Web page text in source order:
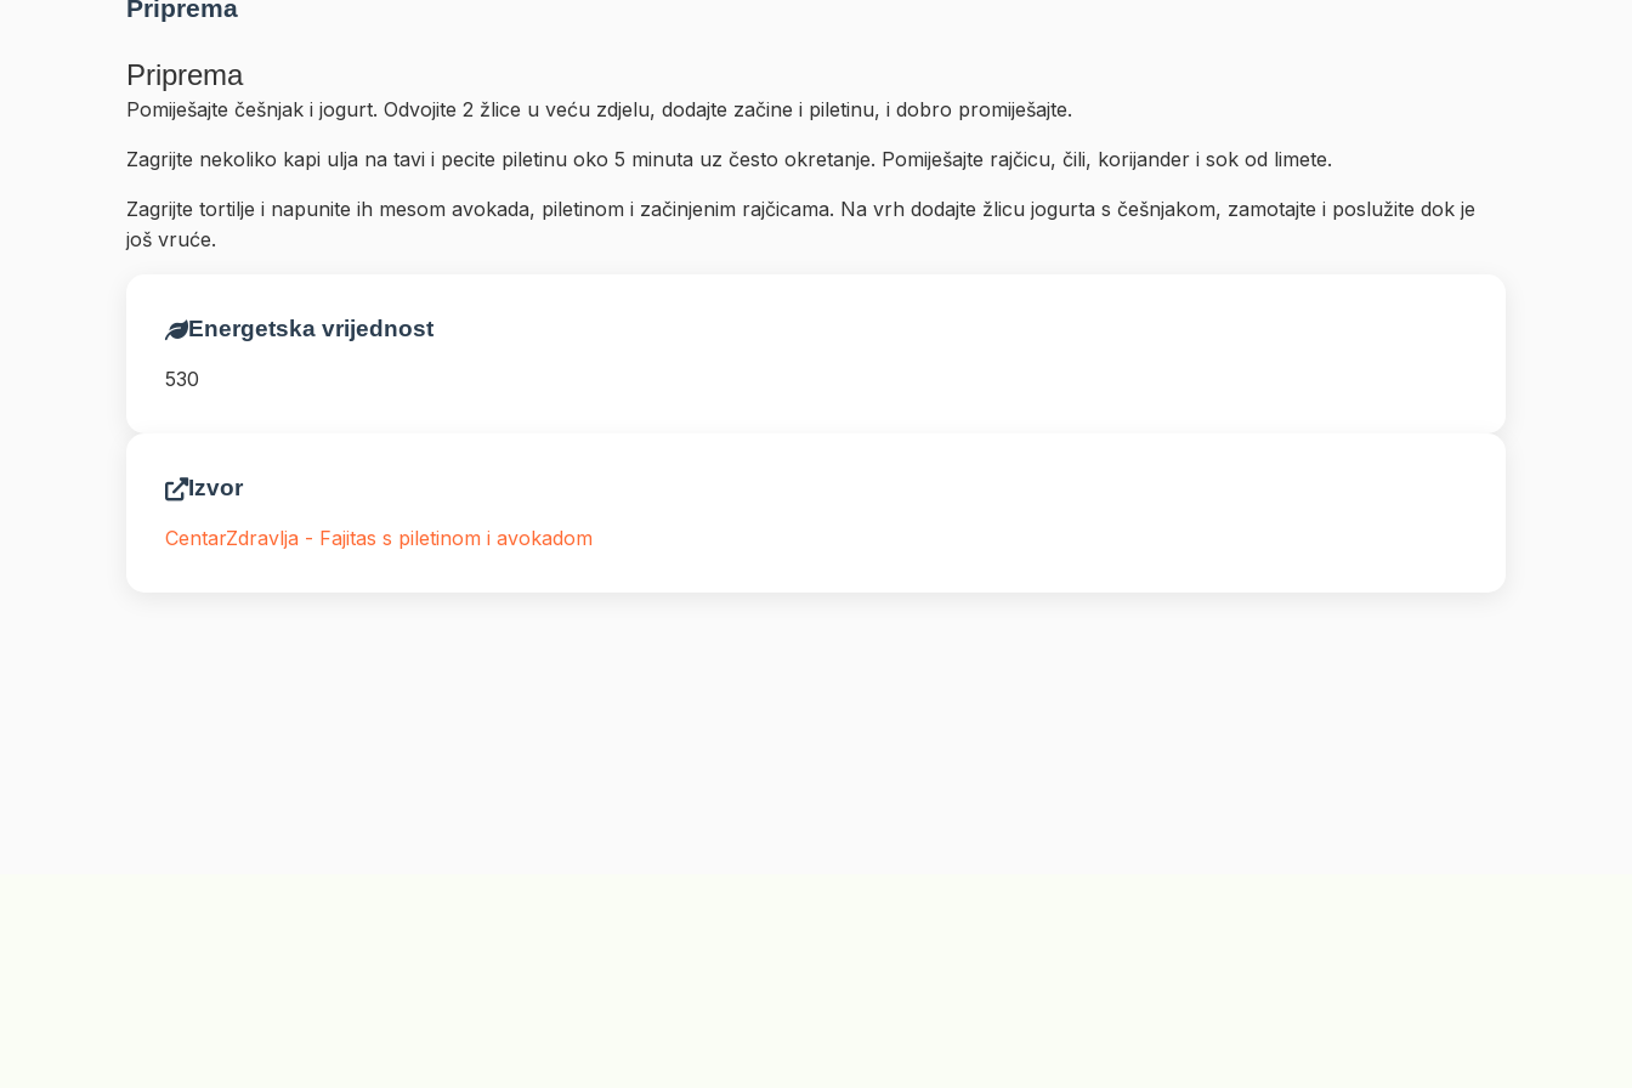
Priprema
Priprema
Pomiješajte češnjak i jogurt. Odvojite 2 žlice u veću zdjelu, dodajte začine i piletinu, i dobro promiješajte.
Zagrijte nekoliko kapi ulja na tavi i pecite piletinu oko 5 minuta uz često okretanje. Pomiješajte rajčicu, čili, korijander i sok od limete.
Zagrijte tortilje i napunite ih mesom avokada, piletinom i začinjenim rajčicama. Na vrh dodajte žlicu jogurta s češnjakom, zamotajte i poslužite dok je
još vruće.
Energetska vrijednost
530
Izvor
CentarZdravlja - Fajitas s piletinom i avokadom